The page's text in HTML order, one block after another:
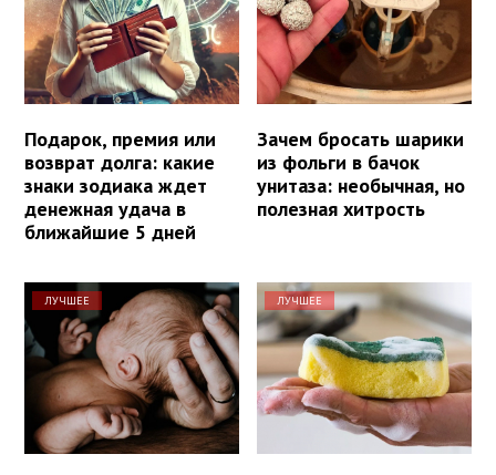
Подарок, премия или
возврат долга: какие
знаки зодиака ждет
денежная удача в
ближайшие 5 дней
Зачем бросать шарики
из фольги в бачок
унитаза: необычная, но
полезная хитрость
ЛУЧШЕЕ ЛУЧШЕЕ